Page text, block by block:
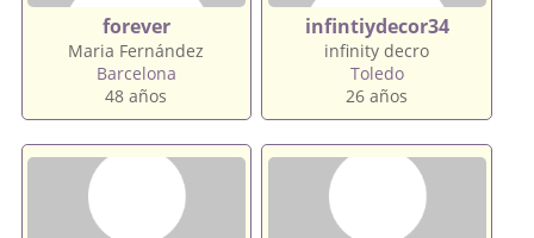
forever
Maria Fernández
Barcelona
48 años
infintiydecor34
infinity decro
Toledo
26 años